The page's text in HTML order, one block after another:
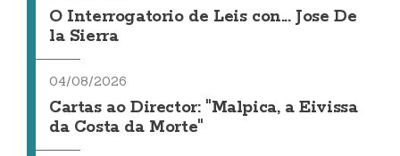
O Interrogatorio de Leis con... Jose De
la Sierra
04/08/2026
Cartas ao Director: "Malpica, a Eivissa
da Costa da Morte"